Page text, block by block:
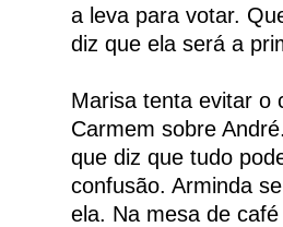
a leva para votar.
diz que ela será a
Marisa tenta evitar o
Carmem sobre
que diz que tudo
confusão. Arminda
ela. Na mesa de